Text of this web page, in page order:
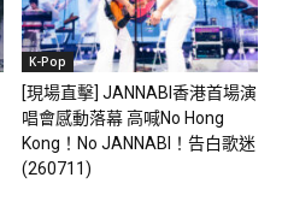
K-Pop
[現場直擊] JANNABI香港首場演
唱會感動落幕 高喊No Hong
Kong！No JANNABI！告白歌迷
(260711)